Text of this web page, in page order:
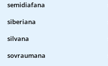
semidiafana
siberiana
silvana
sovraumana